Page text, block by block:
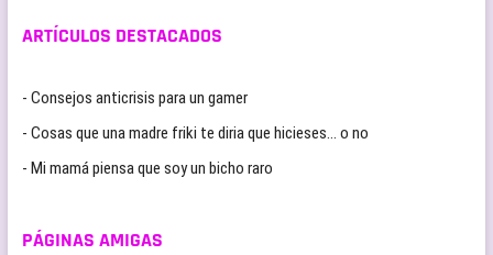
ARTÍCULOS DESTACADOS
- Consejos anticrisis para un gamer
- Cosas que una madre friki te diria que hicieses… o no
- Mi mamá piensa que soy un bicho raro
PÁGINAS AMIGAS